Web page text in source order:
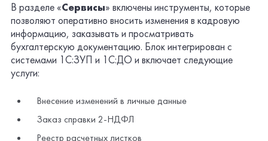
В разделе «Сервисы» включены инструменты, которые
позволяют оперативно вносить изменения в кадровую
информацию, заказывать и просматривать
бухгалтерскую документацию. Блок интегрирован с
системами 1С:ЗУП и 1С:ДО и включает следующие
услуги:
Внесение изменений в личные данные
Заказ справки 2-НДФЛ
Реестр расчетных листков